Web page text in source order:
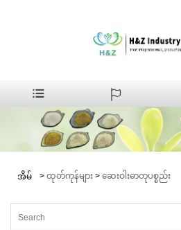
အိမ် > ထုတ်ကုန်များ > ဆေးဝါးဓာတုပစ္စည်း